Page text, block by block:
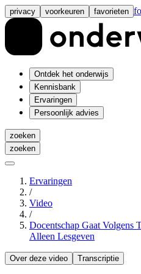
privacy voorkeuren favorieten
Ontdek het onderwijs
Kennisbank
Ervaringen
Persoonlijk advies
zoeken
zoeken
Ervaringen
/
Video
/
Docentschap Gaat Volgens
Alleen Lesgeven
Over deze video Transcriptie